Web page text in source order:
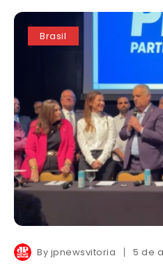
Brasil
By jpnewsvitoria 5 de